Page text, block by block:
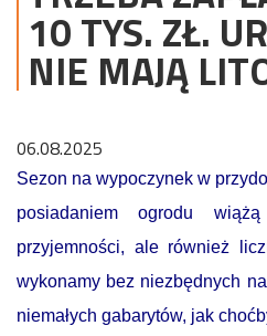
10 TYS. ZŁ.
NIE MAJĄ
06.08.2025
Sezon na wypoczynek w
posiadaniem ogrodu
przyjemności, ale również
wykonamy bez niezbędnych
niemałych gabarytów, jak